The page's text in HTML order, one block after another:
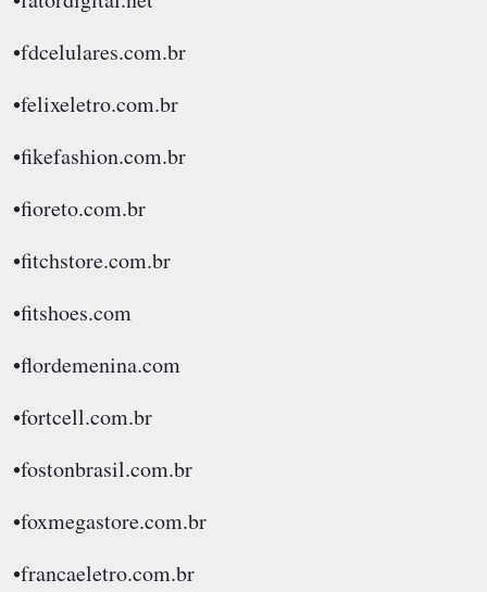
•fdcelulares.com.br
•felixeletro.com.br
•fikefashion.com.br
•fioreto.com.br
•fitchstore.com.br
•fitshoes.com
•flordemenina.com
•fortcell.com.br
•fostonbrasil.com.br
•foxmegastore.com.br
•francaeletro.com.br